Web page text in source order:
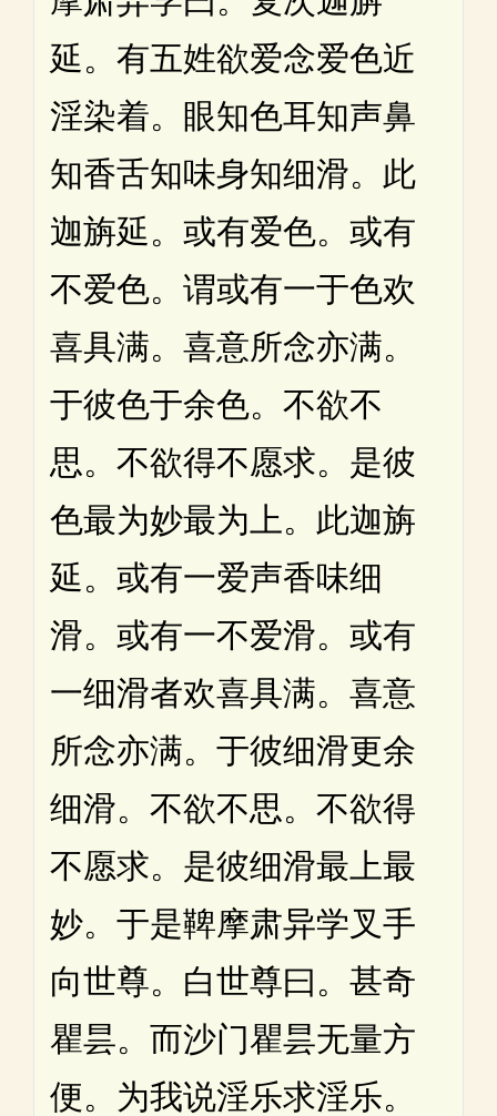
延。有五姓欲爱念爱色近
淫染着。眼知色耳知声鼻
知香舌知味身知细滑。此
迦旃延。或有爱色。或有
不爱色。谓或有一于色欢
喜具满。喜意所念亦满。
于彼色于余色。不欲不
思。不欲得不愿求。是彼
色最为妙最为上。此迦旃
延。或有一爱声香味细
滑。或有一不爱滑。或有
一细滑者欢喜具满。喜意
所念亦满。于彼细滑更余
细滑。不欲不思。不欲得
不愿求。是彼细滑最上最
妙。于是鞞摩肃异学叉手
向世尊。白世尊曰。甚奇
瞿昙。而沙门瞿昙无量方
便。为我说淫乐求淫乐。